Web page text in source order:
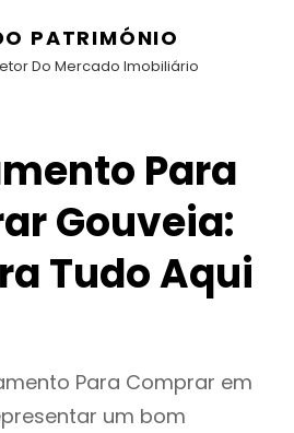
PATRIMÓNIO
Do Mercado Imobiliário
Para
Gouveia:
Tudo Aqui
Para Comprar em
um bom